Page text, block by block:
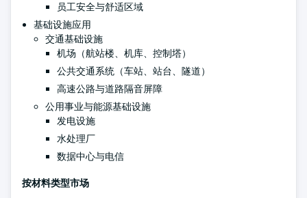
员工安全与舒适区域
基础设施应用
交通基础设施
机场（航站楼、机库、控制塔）
公共交通系统（车站、站台、隧道）
高速公路与道路隔音屏障
公用事业与能源基础设施
发电设施
水处理厂
数据中心与电信
按材料类型市场